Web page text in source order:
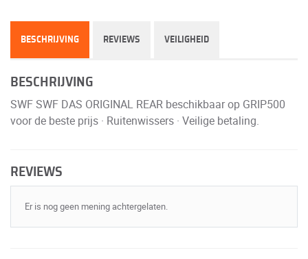
BESCHRIJVING REVIEWS VEILIGHEID
BESCHRIJVING
SWF SWF DAS ORIGINAL REAR beschikbaar op GRIP500
voor de beste prijs · Ruitenwissers · Veilige betaling.
REVIEWS
Er is nog geen mening achtergelaten.